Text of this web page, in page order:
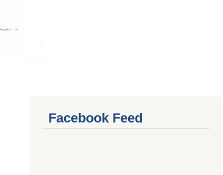
Facebook Feed